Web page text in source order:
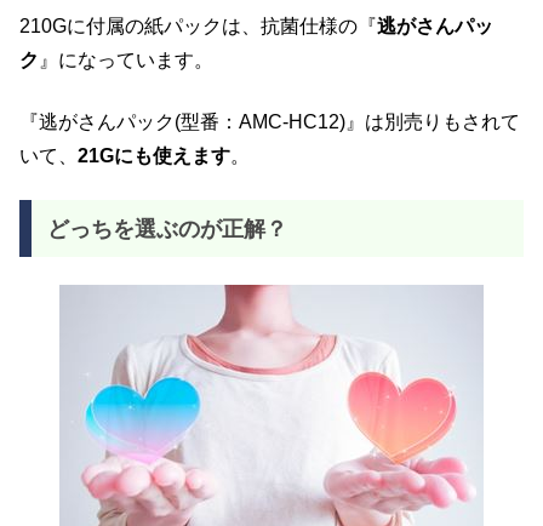
210Gに付属の紙パックは、抗菌仕様の『逃がさんパッ
ク 』になっています。
『逃がさんパック(型番：AMC-HC12)』は別売りもされて
いて、 21Gにも使えます。
どっちを選ぶのが正解？